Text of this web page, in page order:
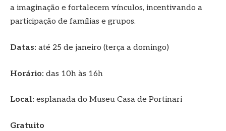
a imaginação e fortalecem vínculos, incentivando a
participação de famílias e grupos.
Datas: até 25 de janeiro (terça a domingo)
Horário: das 10h às 16h
Local: esplanada do Museu Casa de Portinari
Gratuito